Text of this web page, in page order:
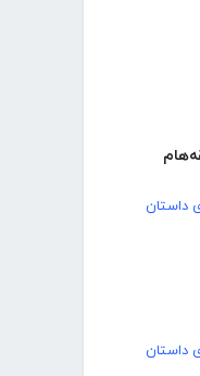
داستان
داستان